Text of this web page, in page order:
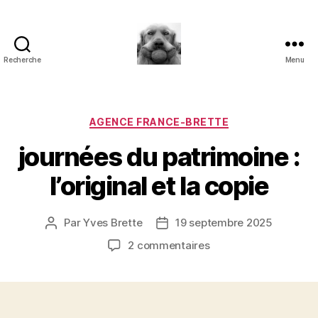
Recherche
paradoxe
fleur
Menu
Catégories
AGENCE FRANCE-BRETTE
journées du patrimoine :
l’original et la copie
Auteur
ParYves Brette
Date19 septembre 2025
2 commentairessur